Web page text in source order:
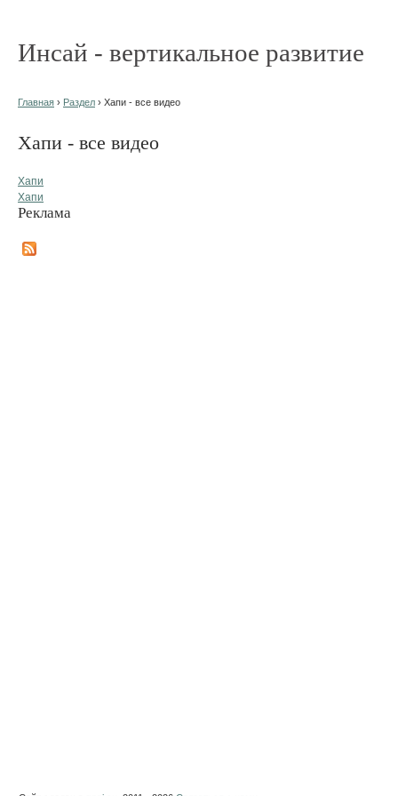
Инсай - вертикальное развитие
Главная › Раздел › Хапи - все видео
Хапи - все видео
Хапи
Хапи
Реклама